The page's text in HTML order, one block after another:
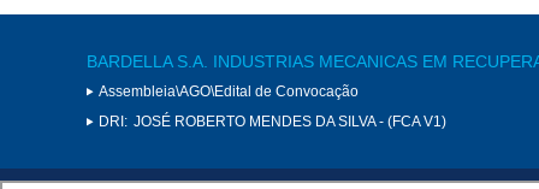
BARDELLA S.A. INDUSTRIAS MECANICAS EM
Assembleia\AGO\Edital de Convocação
DRI: JOSÉ ROBERTO MENDES DA SILVA - (FCA V1)